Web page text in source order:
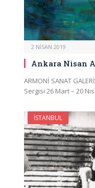
2 NISAN 2019
Ankara Nisan
ARMONİ SANAT
Sergisi 26 Mart – 20
İSTANBUL